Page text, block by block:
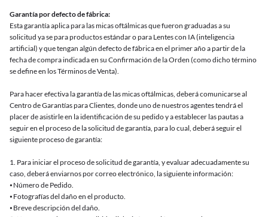
Garantía por defecto de fábrica:
Esta garantía aplica para las micas oftálmicas que fueron graduadas a su
solicitud ya se para productos estándar o para Lentes con IA (inteligencia
artificial) y que tengan algún defecto de fábrica en el primer año a partir de la
fecha de compra indicada en su Confirmación de la Orden (como dicho término
se define en los Términos de Venta).
Para hacer efectiva la garantía de las micas oftálmicas, deberá comunicarse al
Centro de Garantías para Clientes, donde uno de nuestros agentes tendrá el
placer de asistirle en la identificación de su pedido y a establecer las pautas a
seguir en el proceso de la solicitud de garantía, para lo cual, deberá seguir el
siguiente proceso de garantía:
1. Para iniciar el proceso de solicitud de garantía, y evaluar adecuadamente su
caso, deberá enviarnos por correo electrónico, la siguiente información:
⦁ Número de Pedido.
⦁ Fotografías del daño en el producto.
⦁ Breve descripción del daño.